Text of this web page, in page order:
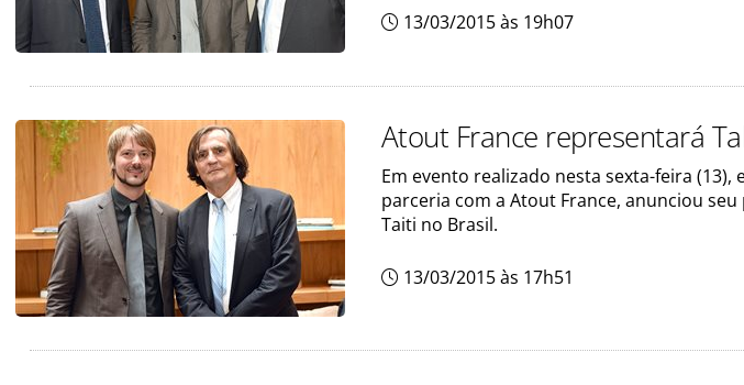
13/03/2015 às 19h07
Atout France representará
Em evento realizado nesta sexta-feira (13),
parceria com a Atout France, anunciou
Taiti no Brasil.
13/03/2015 às 17h51